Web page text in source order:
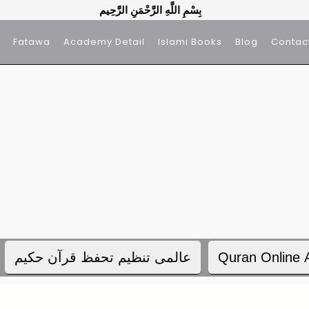
بِسْمِ اللَّهِ الرَّحْمَنِ الرَّحِيم
Fatawa Academy Detail Islami Books Blog
عالمی تنظیم تحفظ قرآن حکیم Quran Online